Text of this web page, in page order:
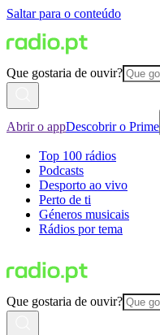
Saltar para o conteúdo
Que gostaria de ouvir?
Abrir o appDescobrir o Prime
Top 100 rádios
Podcasts
Desporto ao vivo
Perto de ti
Géneros musicais
Rádios por tema
Que gostaria de ouvir?